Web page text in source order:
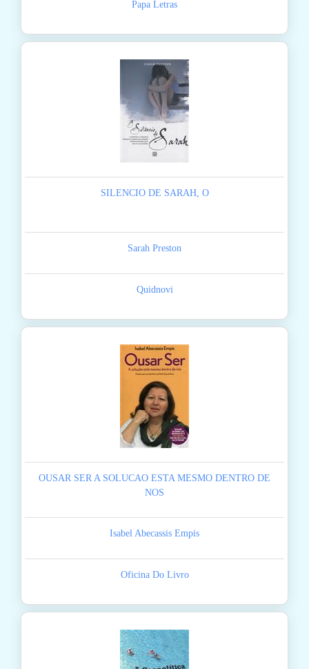
Papa Letras
SILENCIO DE SARAH, O
Sarah Preston
Quidnovi
OUSAR SER A SOLUCAO ESTA MESMO DENTRO DE
NOS
Isabel Abecassis Empis
Oficina Do Livro